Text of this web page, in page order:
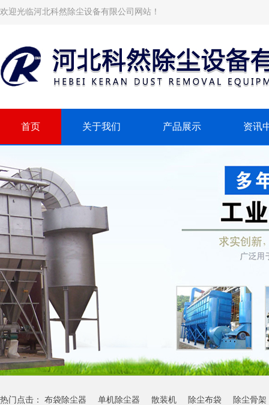
欢迎光临河北科然除尘设备有限公司网站！
首页 关于我们 产品展示 资讯
热门点击： 布袋除尘器 单机除尘器 散装机 除尘布袋 除尘骨架